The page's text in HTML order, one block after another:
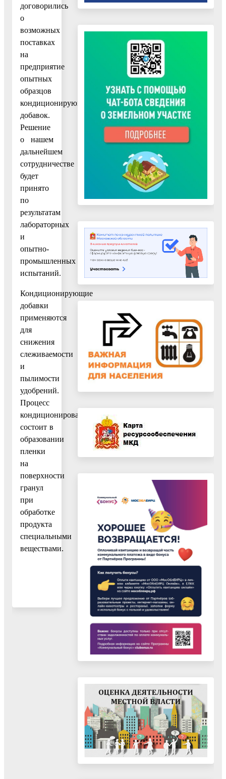
договорились
о
возможных
поставках
на
предприятие
опытных
образцов
кондиционирующих
добавок.
Решение
о нашем
дальнейшем
сотрудничестве
будет
принято
по
результатам
лабораторных
и
опытно-
промышленных
испытаний.
Кондиционирующие
добавки
применяются
для
снижения
слеживаемости
и
пылимости
удобрений.
Процесс
кондиционирования
состоит в
образовании
пленки
на
поверхности
гранул
при
обработке
продукта
специальными
веществами.